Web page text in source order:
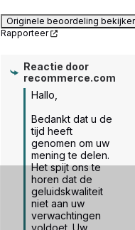
Originele beoordeling
Rapporteer
Reactie door
recommerce.com
Hallo,
Bedankt dat u de
tijd heeft
genomen om uw
mening te delen.
Het spijt ons te
horen dat de
geluidskwaliteit
niet aan uw
verwachtingen
voldoet. Uw